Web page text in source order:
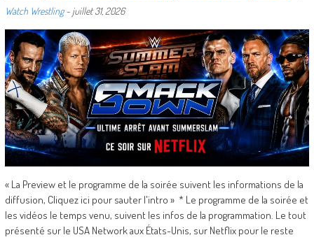
Watch Wrestling- juillet 31, 2026
« La Preview et le programme de la soirée suivent les informations de la
diffusion, Cliquez ici pour sauter l'intro » * Le programme de la soirée et
les vidéos le temps venu, suivent les infos de la programmation. Le tout
présenté sur le USA Network aux États-Unis, sur Netflix pour le reste